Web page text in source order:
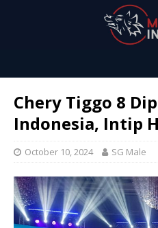
Chery Tiggo 8
Indonesia, Intip
October 10, 2024 SG Male